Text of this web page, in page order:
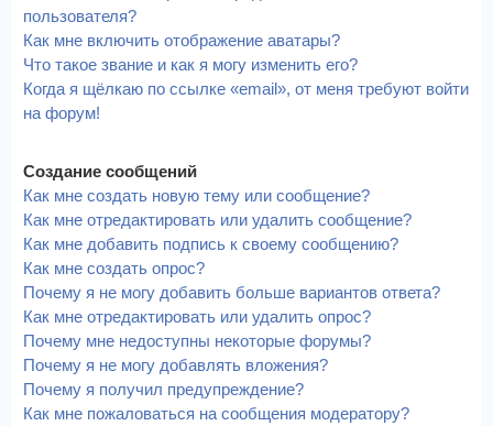
пользователя?
Как мне включить отображение аватары?
Что такое звание и как я могу изменить его?
Когда я щёлкаю по ссылке «email», от меня требуют войти
на форум!
Создание сообщений
Как мне создать новую тему или сообщение?
Как мне отредактировать или удалить сообщение?
Как мне добавить подпись к своему сообщению?
Как мне создать опрос?
Почему я не могу добавить больше вариантов ответа?
Как мне отредактировать или удалить опрос?
Почему мне недоступны некоторые форумы?
Почему я не могу добавлять вложения?
Почему я получил предупреждение?
Как мне пожаловаться на сообщения модератору?